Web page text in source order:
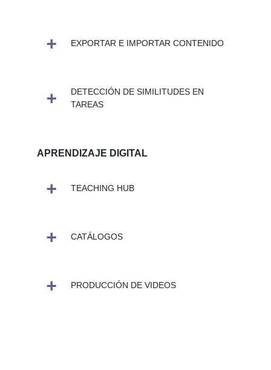
EXPORTAR E IMPORTAR CONTENIDO
DETECCIÓN DE SIMILITUDES EN
TAREAS
APRENDIZAJE DIGITAL
TEACHING HUB
CATÁLOGOS
PRODUCCIÓN DE VIDEOS